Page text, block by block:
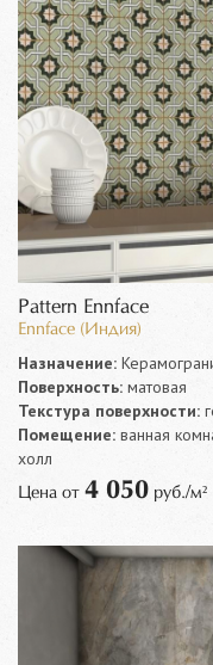
Pattern Ennface
Ennface (Индия)
Назначение:
Поверхность: матовая
Текстура поверхности:
Помещение: ванная
холл
Цена от 4 050 руб./м²